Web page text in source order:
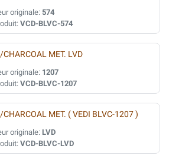
originale: 574
VCD-BLVC-574
MET. LVD
originale: 1207
VCD-BLVC-1207
MET. ( VEDI BLVC-1207 )
originale: LVD
VCD-BLVC-LVD